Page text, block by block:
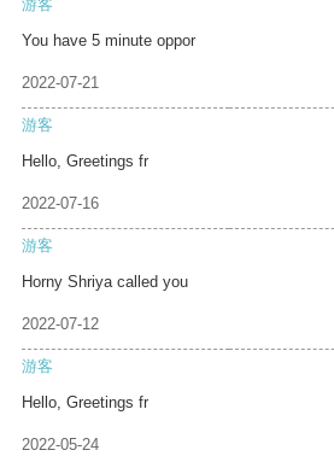
游客
You have 5 minute oppor
2022-07-21
游客
Hello, Greetings fr
2022-07-16
游客
Horny Shriya called you
2022-07-12
游客
Hello, Greetings fr
2022-05-24